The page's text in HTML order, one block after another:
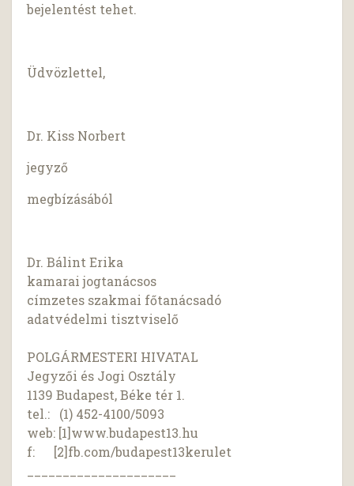
bejelentést tehet.
Üdvözlettel,
Dr. Kiss Norbert
jegyző
megbízásából
Dr. Bálint Erika
kamarai jogtanácsos
címzetes szakmai főtanácsadó
adatvédelmi tisztviselő
POLGÁRMESTERI HIVATAL
Jegyzői és Jogi Osztály
1139 Budapest, Béke tér 1.
tel.: (1) 452-4100/5093
web: [1]www.budapest13.hu
f: [2]fb.com/budapest13kerulet